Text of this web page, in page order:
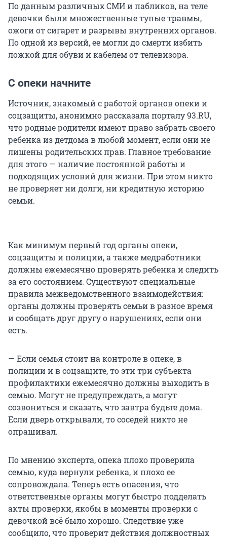
По данным различных СМИ и пабликов, на теле
девочки были множественные тупые травмы,
ожоги от сигарет и разрывы внутренних органов.
По одной из версий, ее могли до смерти избить
ложкой для обуви и кабелем от телевизора.
С опеки начните
Источник, знакомый с работой органов опеки и
соцзащиты, анонимно рассказала порталу 93.RU,
что родные родители имеют право забрать своего
ребенка из детдома в любой момент, если они не
лишены родительских прав. Главное требование
для этого — наличие постоянной работы и
подходящих условий для жизни. При этом никто
не проверяет ни долги, ни кредитную историю
семьи.
Как минимум первый год органы опеки,
соцзащиты и полиции, а также медработники
должны ежемесячно проверять ребенка и следить
за его состоянием. Существуют специальные
правила межведомственного взаимодействия:
органы должны проверять семьи в разное время
и сообщать друг другу о нарушениях, если они
есть.
— Если семья стоит на контроле в опеке, в
полиции и в соцзащите, то эти три субъекта
профилактики ежемесячно должны выходить в
семью. Могут не предупреждать, а могут
созвониться и сказать, что завтра будьте дома.
Если дверь открывали, то соседей никто не
опрашивал.
По мнению эксперта, опека плохо проверила
семью, куда вернули ребенка, и плохо ее
сопровождала. Теперь есть опасения, что
ответственные органы могут быстро подделать
акты проверки, якобы в моменты проверки с
девочкой всё было хорошо. Следствие уже
сообщило, что проверит действия должностных